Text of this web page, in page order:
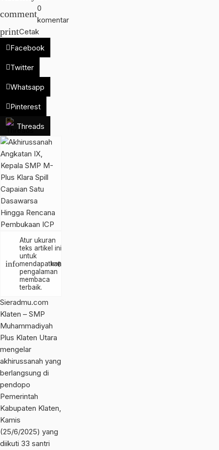
comment
0
komentar
printCetak
Facebook
Twitter
Whatsapp
Pinterest
Threads
info
Atur ukuran
teks artikel ini
untuk
mendapatkan
pengalaman
membaca
terbaik.
text_decrease
text_increase
Sieradmu.com
Klaten – SMP
Muhammadiyah
Plus Klaten Utara
mengelar
akhirussanah yang
berlangsung di
pendopo
Pemerintah
Kabupaten Klaten,
Kamis
(25/6/2025) yang
diikuti 33 santri